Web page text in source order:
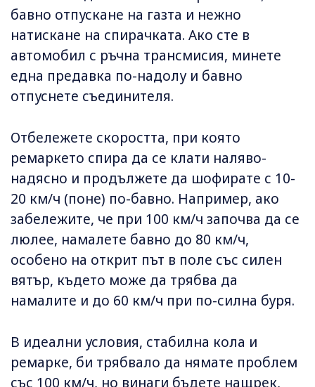
бавно отпускане на газта и нежно
натискане на спирачката. Ако сте в
автомобил с ръчна трансмисия, минете
една предавка по-надолу и бавно
отпуснете съединителя.
Отбележете скоростта, при която
ремаркето спира да се клати наляво-
надясно и продължете да шофирате с 10-
20 км/ч (поне) по-бавно. Например, ако
забележите, че при 100 км/ч започва да се
люлее, намалете бавно до 80 км/ч,
особено на открит път в поле със силен
вятър, където може да трябва да
намалите и до 60 км/ч при по-силна буря.
В идеални условия, стабилна кола и
ремарке, би трябвало да нямате проблем
със 100 км/ч, но винаги бъдете нащрек,